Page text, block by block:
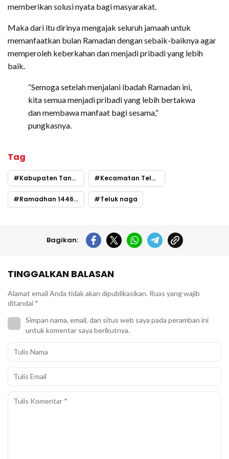
memberikan solusi nyata bagi masyarakat.
Maka dari itu dirinya mengajak seluruh jamaah untuk
memanfaatkan bulan Ramadan dengan sebaik-baiknya agar
memperoleh keberkahan dan menjadi pribadi yang lebih
baik.
“Semoga setelah menjalani ibadah Ramadan ini,
kita semua menjadi pribadi yang lebih bertakwa
dan membawa manfaat bagi sesama,”
pungkasnya.
Tag
Kabupaten Tangerang Kecamatan Teluknaga
Ramadhan 1446 H Teluk naga
Bagikan:
TINGGALKAN BALASAN
Alamat email Anda tidak akan dipublikasikan. Ruas yang wajib
ditandai *
Simpan nama, email, dan situs web saya pada peramban ini
untuk komentar saya berikutnya.